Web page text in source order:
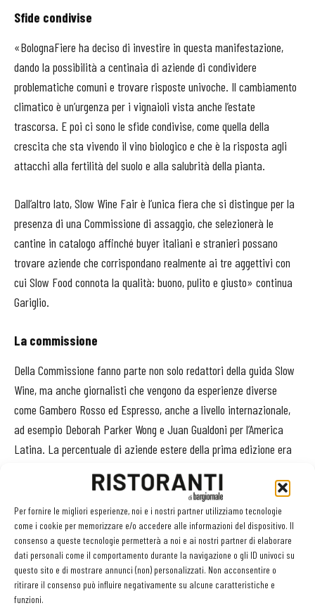
Per fornire le migliori esperienze, noi e i nostri partner utilizziamo tecnologie
come i cookie per memorizzare e/o accedere alle informazioni del dispositivo. Il
consenso a queste tecnologie permetterà a noi e ai nostri partner di elaborare
dati personali come il comportamento durante la navigazione o gli ID univoci su
questo sito e di mostrare annunci (non) personalizzati. Non acconsentire o
ritirare il consenso può influire negativamente su alcune caratteristiche e
funzioni.
Sfide condivise
«BolognaFiere ha deciso di investire in questa manifestazione,
dando la possibilità a centinaia di aziende di condividere
problematiche comuni e trovare risposte univoche. Il cambiamento
climatico è un’urgenza per i vignaioli vista anche l’estate
trascorsa. E poi ci sono le sfide condivise, come quella della
crescita che sta vivendo il vino biologico e che è la risposta agli
attacchi alla fertilità del suolo e alla salubrità della pianta.
Dall’altro lato,Slow Wine Fair è l’unica fiera che si distingue per la
presenza di una Commissione di assaggio, che selezionerà le
cantine in catalogo affinché buyer italiani e stranieri possano
trovare aziende che corrispondano realmente ai tre aggettivi con
cui Slow Food connota la qualità: buono, pulito e giusto» continua
Gariglio.
La commissione
Della Commissione fanno parte non solo redattori della guida Slow
Wine, ma anche giornalisti che vengono da esperienze diverse
come Gambero Rosso ed Espresso, anche a livello internazionale,
ad esempio Deborah Parker Wong e Juan Gualdoni per l’America
Latina. La percentuale di aziende estere della prima edizione era
ancora più omogenee.
Il programma
«Tra le conferme in calendario, le masterclass, le conferenze, gli
appuntamenti in Arena e ovviamente le degustazioni del banco di
assaggio. La fiera ha una forte connotazione B2B e si rivolge